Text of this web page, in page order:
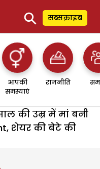
⚲ सब्सक्राइब
आपकी
समस्याएं
राजनीति
की उम्र में मां बनी
शेयर की बेटे की